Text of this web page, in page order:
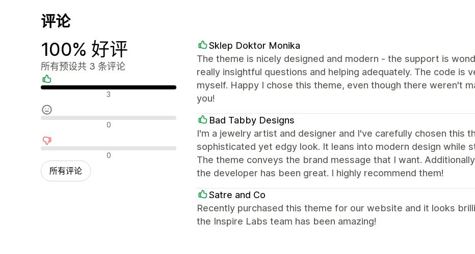
评论
100% 好评
所有预设共 3 条评论
好评 3
中评 0
差评 0
所有评论
Sklep Doktor Monika
The theme is nicely designed and modern - the support is
really insightful questions and helping adequately. The code is
myself. Happy I chose this theme, even though there weren't
you!
Bad Tabby Designs
I'm a jewelry artist and designer and I've carefully chosen this
sophisticated yet edgy look. It leans into modern design while
The theme conveys the brand message that I want.
the developer has been great. I highly recommend them!
Satre and Co
Recently purchased this theme for our website and it looks
the Inspire Labs team has been amazing!